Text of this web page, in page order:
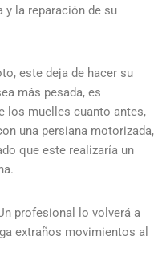
y la reparación de su
este deja de hacer su
más pesada, es
los muelles cuanto antes,
una persiana motorizada,
que este realizaría un
profesional lo volverá a
extraños movimientos al